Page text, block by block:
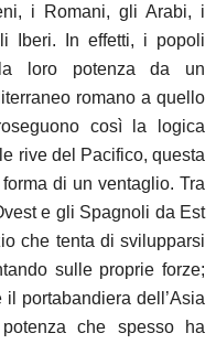
i Romani, gli Arabi, i
Iberi. In effetti, i popoli
la loro potenza da un
romano a quello
così la logica
rive del Pacifico, questa
di un ventaglio. Tra
e gli Spagnoli da Est
che tenta di svilupparsi
sulle proprie forze;
portabandiera dell’Asia
che spesso ha